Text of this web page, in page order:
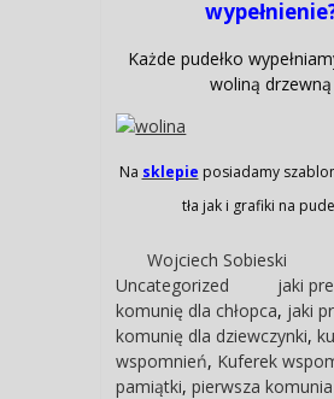
Każde pudełko
woliną drzewną
Na sklepie posiadamy
tła jak i grafiki na
Wojciech Sobieski
Uncategorized
jaki
komunię dla chłopca, jaki
komunię dla dziewczynki,
wspomnień, Kuferek
pamiątki,pierwsza